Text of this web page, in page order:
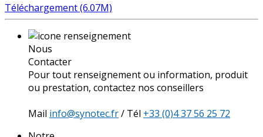
Téléchargement (6.07M)
Nous
Contacter
Pour tout renseignement ou information, produit
ou prestation, contactez nos conseillers
Mail info@synotec.fr/ Tél +33 (0)4 37 56 25 72